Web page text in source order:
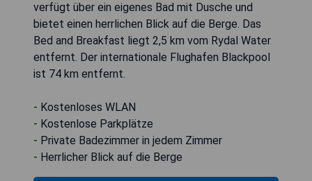
verfügt über ein eigenes Bad mit Dusche und
bietet einen herrlichen Blick auf die Berge. Das
Bed and Breakfast liegt 2,5 km vom Rydal Water
entfernt. Der internationale Flughafen Blackpool
ist 74 km entfernt.
- Kostenloses WLAN
- Kostenlose Parkplätze
- Private Badezimmer in jedem Zimmer
- Herrlicher Blick auf die Berge